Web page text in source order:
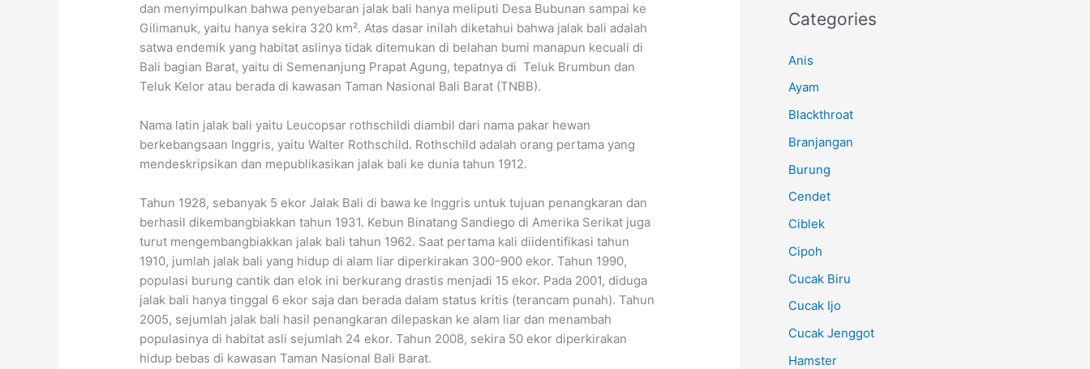
dan menyimpulkan bahwa penyebaran jalak bali hanya meliputi Desa Bubunan sampai ke
Gilimanuk, yaitu hanya sekira 320 km². Atas dasar inilah diketahui bahwa jalak bali adalah
satwa endemik yang habitat aslinya tidak ditemukan di belahan bumi manapun kecuali di
Bali bagian Barat, yaitu di Semenanjung Prapat Agung, tepatnya di Teluk Brumbun dan
Teluk Kelor atau berada di kawasan Taman Nasional Bali Barat (TNBB).
Nama latin jalak bali yaitu Leucopsar rothschildi diambil dari nama pakar hewan
berkebangsaan Inggris, yaitu Walter Rothschild. Rothschild adalah orang pertama yang
mendeskripsikan dan mepublikasikan jalak bali ke dunia tahun 1912.
Tahun 1928, sebanyak 5 ekor Jalak Bali di bawa ke Inggris untuk tujuan penangkaran dan
berhasil dikembangbiakkan tahun 1931. Kebun Binatang Sandiego di Amerika Serikat juga
turut mengembangbiakkan jalak bali tahun 1962. Saat pertama kali diidentifikasi tahun
1910, jumlah jalak bali yang hidup di alam liar diperkirakan 300-900 ekor. Tahun 1990,
populasi burung cantik dan elok ini berkurang drastis menjadi 15 ekor. Pada 2001, diduga
jalak bali hanya tinggal 6 ekor saja dan berada dalam status kritis (terancam punah). Tahun
2005, sejumlah jalak bali hasil penangkaran dilepaskan ke alam liar dan menambah
populasinya di habitat asli sejumlah 24 ekor. Tahun 2008, sekira 50 ekor diperkirakan
hidup bebas di kawasan Taman Nasional Bali Barat.
Categories
Anis
Ayam
Blackthroat
Branjangan
Burung
Cendet
Ciblek
Cipoh
Cucak Biru
Cucak Ijo
Cucak Jenggot
Hamster